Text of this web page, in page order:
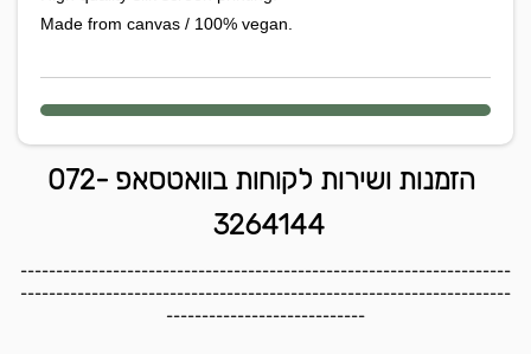
Made from canvas / 100% vegan.
הזמנות ושירות לקוחות בוואטסאפ 072-
3264144
---------------------------------------------------------------------
---------------------------------------------------------------------
----------------------------